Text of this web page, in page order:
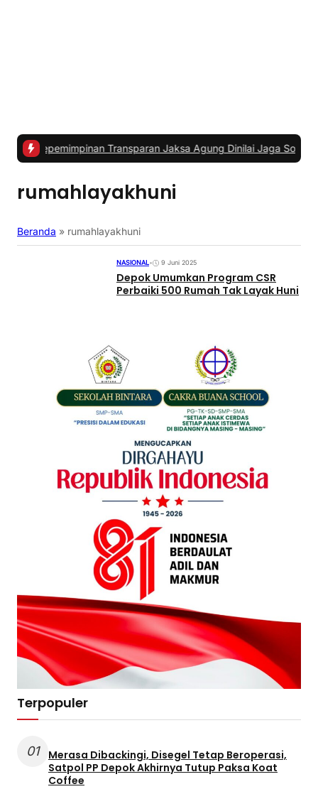
Transparan Jaksa Agung Dinilai Jaga Soliditas dan
rumahlayakhuni
Beranda » rumahlayakhuni
NASIONAL• 9 Juni 2025
Depok Umumkan Program CSR
Perbaiki 500 Rumah Tak Layak Huni
Terpopuler
01
Merasa Dibackingi, Disegel Tetap Beroperasi,
Satpol PP Depok Akhirnya Tutup Paksa Koat
Coffee